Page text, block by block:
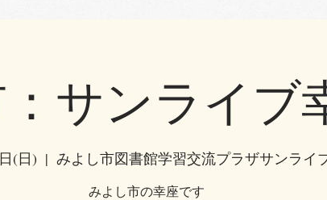
サンライブ
(日)
  |
みよし市図書館学習交流プラザサンライ
みよし市の幸座です